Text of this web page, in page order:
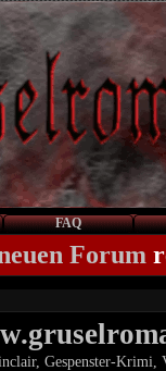
FAQ
Forum
Gespenster-